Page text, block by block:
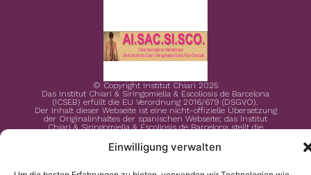
Einwilligung verwalten
© Copyright Institut Chiari 2025
Das Institut Chiari & Siringomielia & Escoliosis de Barcelona
(ICSEB) erfüllt die EU Verordnung 2016/679 (DSGVO).
Der Inhalt dieser Webseite ist eine nicht-offizielle Übersetzung
der Originalinhaltes der spanischen Webseite; das Institut
Chiari & Siringomielia & Escoliosis de Barcelona stellt die
besseres Verständnis zu ermöglichen.